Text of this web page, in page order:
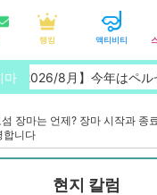
랭킹 액티비티
마年はペルセウス座流星
장마는 언제? 장마 시작과 종
합니다
현지 칼럼